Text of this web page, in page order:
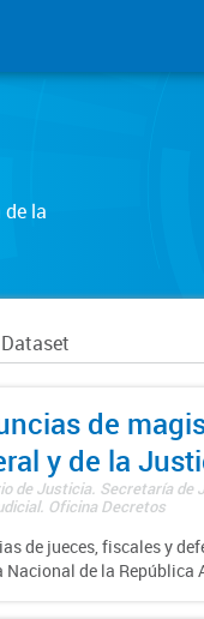
la
de
y de la
de Justicia. Secretaría de
Oficina Decretos
de jueces, fiscales y
de la República